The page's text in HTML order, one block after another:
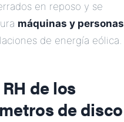
en reposo y se
máquinas y personas
de energía eólica.
de los
de disco